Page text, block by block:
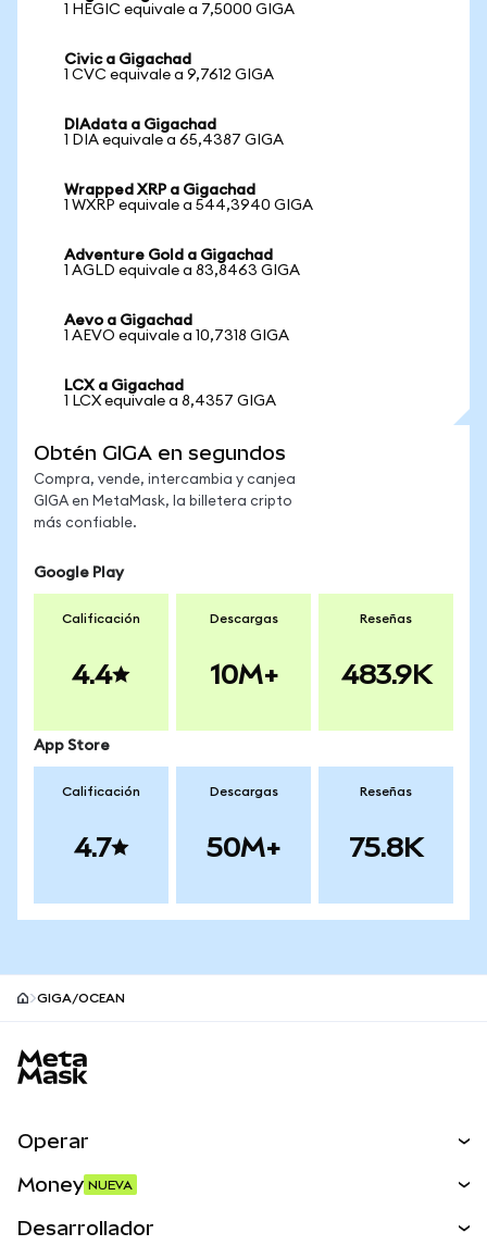
1 HEGIC equivale a 7,5000 GIGA
Civic a Gigachad
1 CVC equivale a 9,7612 GIGA
DIAdata a Gigachad
1 DIA equivale a 65,4387 GIGA
Wrapped XRP a Gigachad
1 WXRP equivale a 544,3940 GIGA
Adventure Gold a Gigachad
1 AGLD equivale a 83,8463 GIGA
Aevo a Gigachad
1 AEVO equivale a 10,7318 GIGA
LCX a Gigachad
1 LCX equivale a 8,4357 GIGA
Obtén GIGA en segundos
Compra, vende, intercambia y canjea
GIGA en MetaMask, la billetera cripto
más confiable.
Google Play
Calificación
4.4
Descargas
10M+
Reseñas
483.9K
App Store
Calificación
4.7
Descargas
50M+
Reseñas
75.8K
GIGA/OCEAN
Operar
Money NUEVA
Desarrollador